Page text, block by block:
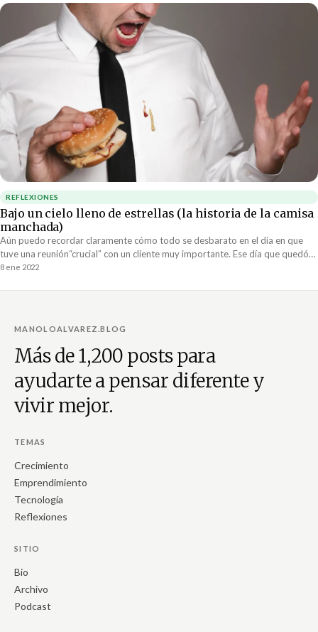
REFLEXIONES
Bajo un cielo lleno de estrellas (la historia de la camisa
manchada)
Aún puedo recordar claramente cómo todo se desbarato en el día en que
tuve una reunión“crucial” con un cliente muy importante. Ese día que quedó
marcado en mi memoria para siempre, fue muy duro. Justo antes de llegar a
8 ene 2022
MANOLOALVAREZ.BLOG
Más de 1,200 posts para
ayudarte a pensar diferente y
vivir mejor.
TEMAS
Crecimiento
Emprendimiento
Tecnología
Reflexiones
SITIO
Bio
Archivo
Podcast